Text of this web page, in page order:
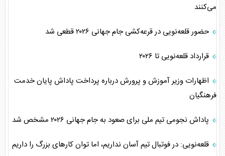
می‌کنند
حضور قلعه‌نویی در قرعه‌کشی جام جهانی ۲۰۲۶ قطعی شد
قرارداد قلعه‌نویی تا ۲۰۲۶
اظهارات وزیر آموزش و پرورش درباره پرداخت پاداش پایان خدمت
فرهنگیان
پاداش نجومی تیم ملی برای صعود به جام جهانی ۲۰۲۶ مشخص شد
قلعه‌نویی: در فوتبال تیم آسان نداریم، اما توان کارهای بزرگ را داریم